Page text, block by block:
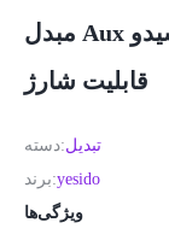
مبدل Aux لایتنینگ یسیدو YESIDO YAU12 با
قابلیت شارژ
دسته:تبدیل
برند:yesido
ویژگی‌ها